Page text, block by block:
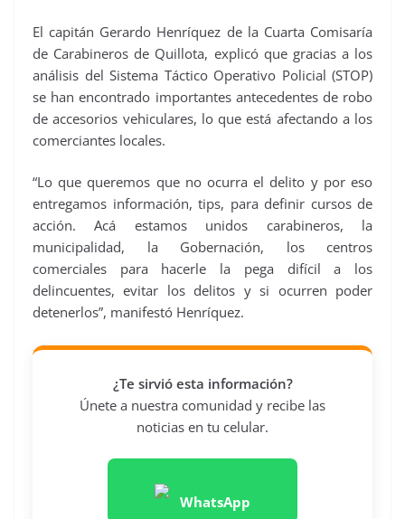
El capitán Gerardo Henríquez de la Cuarta Comisaría
de Carabineros de Quillota, explicó que gracias a los
análisis del Sistema Táctico Operativo Policial (STOP)
se han encontrado importantes antecedentes de robo
de accesorios vehiculares, lo que está afectando a los
comerciantes locales.
“Lo que queremos que no ocurra el delito y por eso
entregamos información, tips, para definir cursos de
acción. Acá estamos unidos carabineros, la
municipalidad, la Gobernación, los centros
comerciales para hacerle la pega difícil a los
delincuentes, evitar los delitos y si ocurren poder
detenerlos”, manifestó Henríquez.
¿Te sirvió esta información?
Únete a nuestra comunidad y recibe las
noticias en tu celular.
WhatsApp